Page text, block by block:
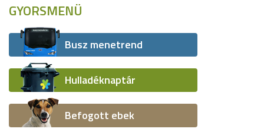
GYORSMENÜ
Busz menetrend
Hulladéknaptár
Befogott ebek